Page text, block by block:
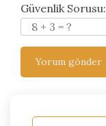
Güvenlik Sorusu: